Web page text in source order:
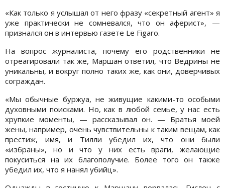
«Как только я услышал от него фразу «секретный агент» я
уже практически не сомневался, что он аферист», —
признался он в интервью газете Le Figaro.
На вопрос журналиста, почему его родственники не
отреагировали так же, Маршан ответил, что Ведрины не
уникальны, и вокруг полно таких же, как они, доверчивых
сограждан.
«Мы обычные буржуа, не живущие какими-то особыми
духовными поисками. Но, как в любой семье, у нас есть
хрупкие моменты, — рассказывал он. — Братья моей
жены, например, очень чувствительны к таким вещам, как
престиж, имя, и Тилли убедил их, что они были
«избраны», но и что у них есть враги, желающие
покуситься на их благополучие. Более того он также
убедил их, что я нанял убийц».